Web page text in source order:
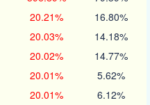
20.21% 16.80%
20.03% 14.18%
20.02% 14.77%
20.01% 5.62%
20.01% 6.12%